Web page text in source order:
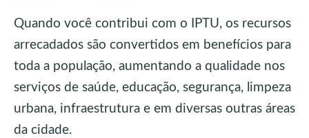
Quando você contribui com o IPTU, os recursos
arrecadados são convertidos em benefícios para
toda a população, aumentando a qualidade nos
serviços de saúde, educação, segurança, limpeza
urbana, infraestrutura e em diversas outras áreas
da cidade.